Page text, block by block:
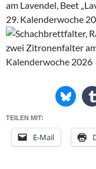
TEILEN MIT:
E-Mail